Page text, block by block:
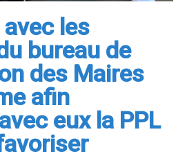
les
bureau de
des Maires
afin
eux la PPL